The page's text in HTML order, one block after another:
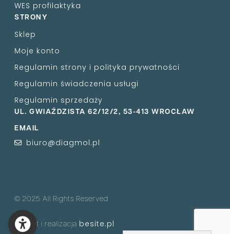
WES profilaktyka
STRONY
Sklep
Moje konto
Regulamin strony i polityka prywatności
Regulamin świadczenia usługi
Regulamin sprzedaży
UL. GWIAŹDZISTA 62/12/2, 53-413 WROCŁAW
EMAIL
biuro@diagmol.pl
© 2025 All Rights Reserved
Projekt i realizacja besite.pl